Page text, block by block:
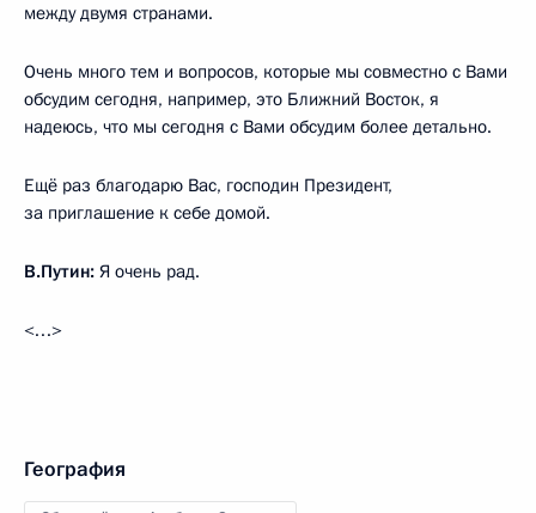
между двумя странами.
Очень много тем и вопросов, которые мы совместно с Вами
обсудим сегодня, например, это Ближний Восток, я
надеюсь, что мы сегодня с Вами обсудим более детально.
Ещё раз благодарю Вас, господин Президент,
за приглашение к себе домой.
В.Путин: Я очень рад.
<…>
География